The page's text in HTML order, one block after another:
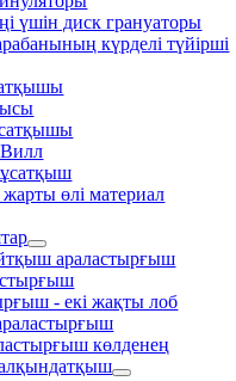
үшін диск грануаторы
күрделі түйірші
өлі материал
араластырғыш
- екі жақты лоб
көлденең